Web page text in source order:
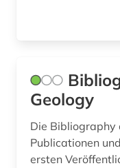
gender (2)
genealogie (3)
genetik (1)
Geology
Die Bibliography
Publicationen
ersten